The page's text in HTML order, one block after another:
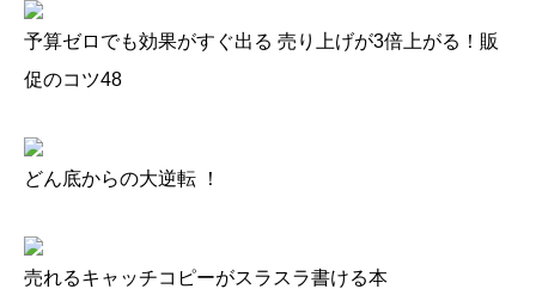
予算ゼロでも効果がすぐ出る 売り上げが3倍上がる！販
促のコツ48
どん底からの大逆転 ！
売れるキャッチコピーがスラスラ書ける本